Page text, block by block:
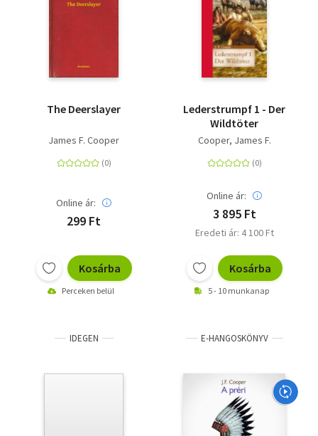
The Deerslayer
James F. Cooper
Online ár:
299 Ft
Kosárba
Perceken belül
Lederstrumpf 1 - Der
Wildtöter
Cooper, James F.
Online ár:
3 895 Ft
Eredeti ár: 4 100 Ft
Kosárba
5 - 10 munkanap
IDEGEN E-HANGOSKÖNYV